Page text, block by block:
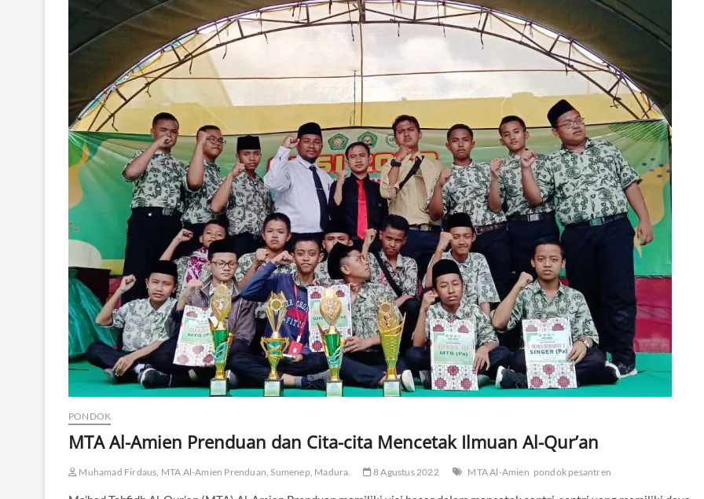
PONDOK
MTA Al-Amien Prenduan dan Cita-cita Mencetak Ilmuan Al-Qur’an
Muhamad Firdaus, MTA Al-Amien Prenduan, Sumenep, Madura. 8 Agustus 2022 MTA Al-Amien pondok pesantren